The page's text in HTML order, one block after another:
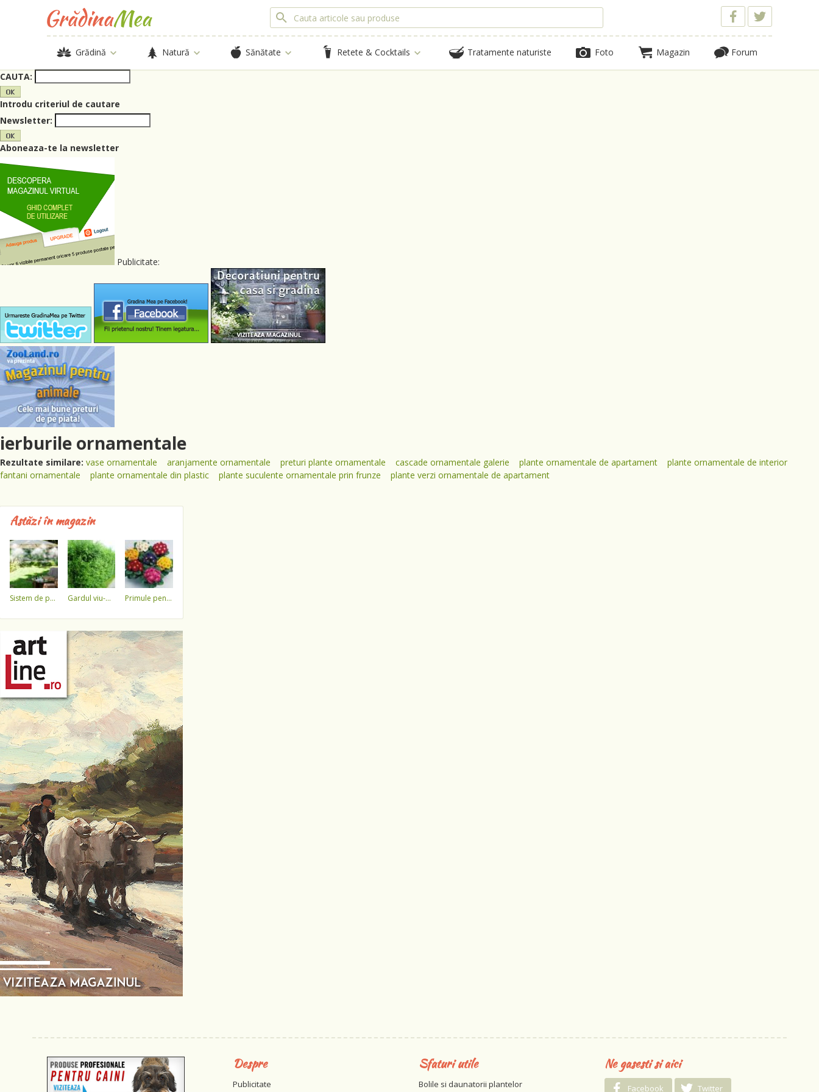
Grădină Natură Sănătate Retete & Cocktails Tratamente naturiste Foto Magazin Forum
CAUTA:
Introdu criteriul de cautare
Newsletter:
Aboneaza-te la newsletter
Publicitate:
ierburile ornamentale
Rezultate similare: vase ornamentale aranjamente ornamentale preturi plante ornamentale cascade ornamentale galerie plante ornamentale de apartament
plante ornamentale de interior
fantani ornamentale
plante ornamentale din plastic plante suculente ornamentale prin frunze plante verzi ornamentale de apartament
Astăzi în magazin
sistem de pulverizare a apei gardul viu-minune! primule pentru 1 martie 3,5 lei / ghiveci !!!!
Despre
Publicitate
Sfaturi utile
Bolile si daunatorii plantelor
Ne gasesti si aici
Facebook Twitter